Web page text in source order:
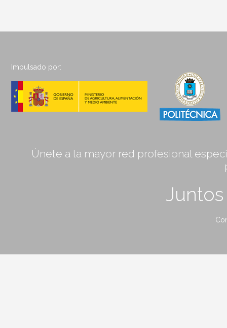
Impulsado por:
Únete a la mayor red profesional